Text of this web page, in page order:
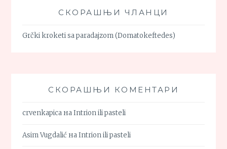
СКОРАШЊИ ЧЛАНЦИ
Grčki kroketi sa paradajzom (Domatokeftedes)
СКОРАШЊИ КОМЕНТАРИ
crvenkapica наIntrion ili pasteli
Asim Vugdalić наIntrion ili pasteli